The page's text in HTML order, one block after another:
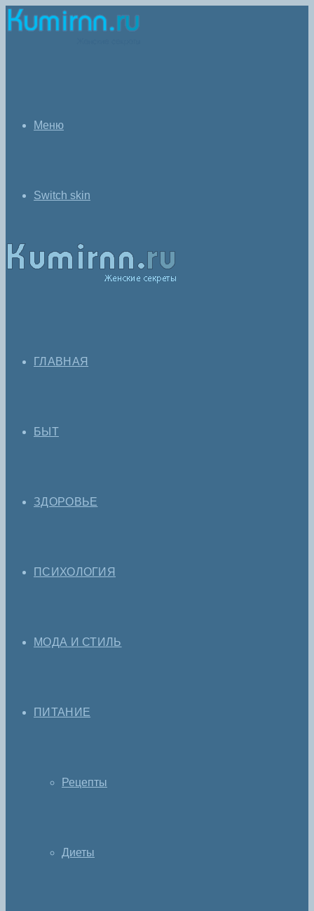
Меню
Switch skin
ГЛАВНАЯ
БЫТ
ЗДОРОВЬЕ
ПСИХОЛОГИЯ
МОДА И СТИЛЬ
ПИТАНИЕ
Рецепты
Диеты